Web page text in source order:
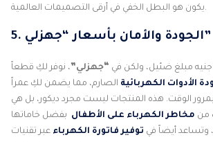
يكون هو البطل الخفي في أرقى التصميمات العالمية.
5. الجودة والأمان بأسعار “جهزلي”
“جهزلي” ، نوفر لكِ قطعاً
الأدوات الكهربائية الصارم، مما يضمن لكِ عمراً
بمرور الوقت. هذه المنتجات ليست مجرد ديكور، بل هي
من مخاطر الكهرباء على الأطفال بفضل خاماتها
وتساعد أيضاً في توفير فاتورة الكهرباء عبر تقنيات